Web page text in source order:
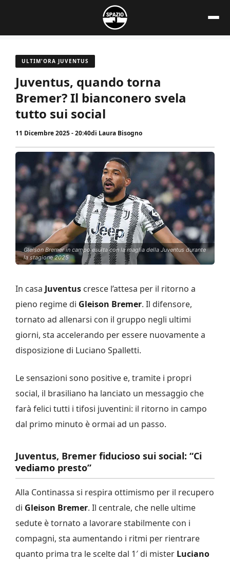
contenuto
ULTIM'ORA JUVENTUS
Juventus, quando torna
Bremer? Il bianconero svela
tutto sui social
11 Dicembre 2025 - 20:40di Laura Bisogno
Gleison Bremer in campo esulta con la maglia della Juventus durante
la stagione 2025
In casa Juventus cresce l’attesa per il ritorno a
pieno regime di Gleison Bremer. Il difensore,
tornato ad allenarsi con il gruppo negli ultimi
giorni, sta accelerando per essere nuovamente a
disposizione di Luciano Spalletti.
Le sensazioni sono positive e, tramite i propri
social, il brasiliano ha lanciato un messaggio che
farà felici tutti i tifosi juventini: il ritorno in campo
dal primo minuto è ormai ad un passo.
Juventus, Bremer fiducioso sui social: “Ci
vediamo presto”
Alla Continassa si respira ottimismo per il recupero
di Gleison Bremer. Il centrale, che nelle ultime
sedute è tornato a lavorare stabilmente con i
compagni, sta aumentando i ritmi per rientrare
quanto prima tra le scelte dal 1′ di mister Luciano